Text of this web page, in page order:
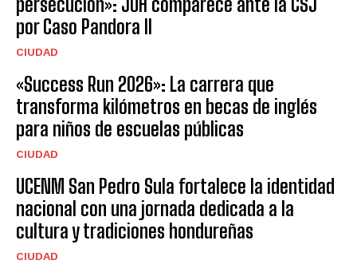
persecución»: JOH comparece ante la CSJ
por Caso Pandora II
CIUDAD
«Success Run 2026»: La carrera que
transforma kilómetros en becas de inglés
para niños de escuelas públicas
CIUDAD
UCENM San Pedro Sula fortalece la identidad
nacional con una jornada dedicada a la
cultura y tradiciones hondureñas
CIUDAD